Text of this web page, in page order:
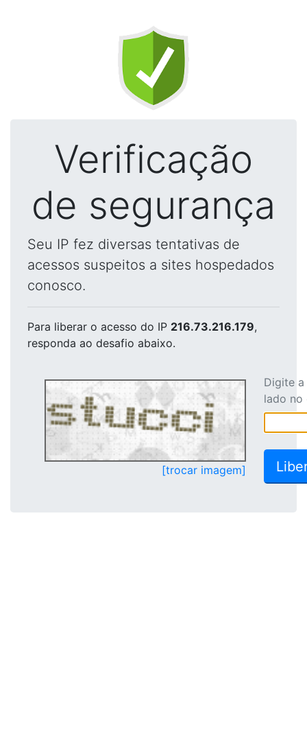
Verificação
de segurança
Seu IP fez diversas tentativas de
acessos suspeitos a sites hospedados
conosco.
Para liberar o acesso do IP 216.73.216.179,
responda ao desafio abaixo.
[trocar imagem]
Digite
lado no